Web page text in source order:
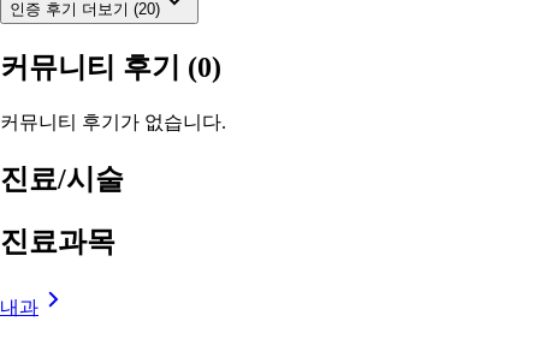
인증 후기 더보기 (20)
커뮤니티 후기 (0)
커뮤니티 후기가 없습니다.
진료/시술
진료과목
내과